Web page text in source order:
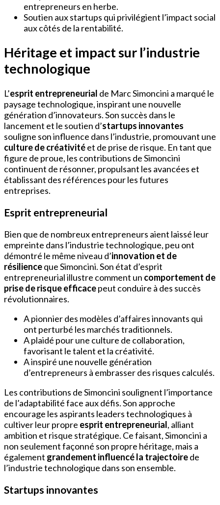
entrepreneurs en herbe.
Soutien aux startups qui privilégient l’impact social
aux côtés de la rentabilité.
Héritage et impact sur l’industrie
technologique
L’esprit entrepreneurial de Marc Simoncini a marqué le
paysage technologique, inspirant une nouvelle
génération d’innovateurs. Son succès dans le
lancement et le soutien d’startups innovantes
souligne son influence dans l’industrie, promouvant une
culture de créativitéet de prise de risque. En tant que
figure de proue, les contributions de Simoncini
continuent de résonner, propulsant les avancées et
établissant des références pour les futures
entreprises.
Esprit entrepreneurial
Bien que de nombreux entrepreneurs aient laissé leur
empreinte dans l’industrie technologique, peu ont
démontré le même niveau d’innovation et de
résilienceque Simoncini. Son état d’esprit
entrepreneurial illustre comment un comportement de
prise de risque efficacepeut conduire à des succès
révolutionnaires.
A pionnier des modèles d’affaires innovants qui
ont perturbé les marchés traditionnels.
A plaidé pour une culture de collaboration,
favorisant le talent et la créativité.
A inspiré une nouvelle génération
d’entrepreneurs à embrasser des risques calculés.
Les contributions de Simoncini soulignent l’importance
de l’adaptabilité face aux défis. Son approche
encourage les aspirants leaders technologiques à
cultiver leur propre esprit entrepreneurial, alliant
ambition et risque stratégique. Ce faisant, Simoncini a
non seulement façonné son propre héritage, mais a
également grandement influencé la trajectoirede
l’industrie technologique dans son ensemble.
Startups innovantes